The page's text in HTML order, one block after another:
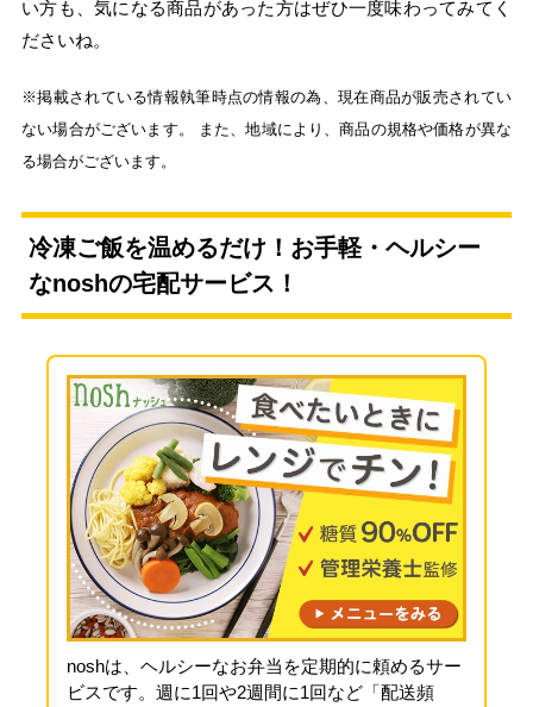
い方も、気になる商品があった方はぜひ一度味わってみてく
ださいね。
※掲載されている情報執筆時点の情報の為、現在商品が販売されてい
ない場合がございます。 また、地域により、商品の規格や価格が異な
る場合がございます。
冷凍ご飯を温めるだけ！お手軽・ヘルシー
なnoshの宅配サービス！
noshは、ヘルシーなお弁当を定期的に頼めるサー
ビスです。週に1回や2週間に1回など「配送頻